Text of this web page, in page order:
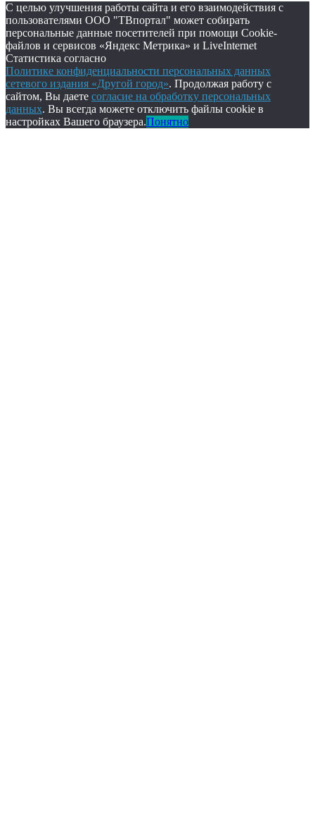
С целью улучшения работы сайта и его взаимодействия с
пользователями ООО "ТВпортал" может собирать
персональные данные посетителей при помощи Cookie-
файлов и сервисов «Яндекс Метрика» и LiveInternet
Статистика согласно
Политике конфиденциальности персональных данных
сетевого издания «Другой город». Продолжая работу с
сайтом, Вы даете согласие на обработку персональных
данных. Вы всегда можете отключить файлы cookie в
настройках Вашего браузера.Понятно